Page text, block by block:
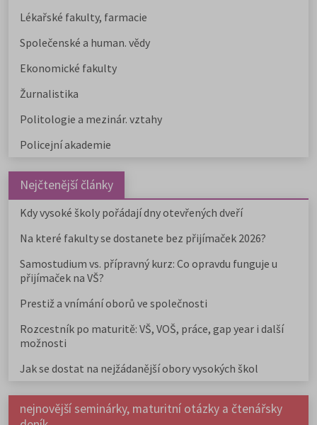
Lékařské fakulty, farmacie
Společenské a human. vědy
Ekonomické fakulty
Žurnalistika
Politologie a mezinár. vztahy
Policejní akademie
Nejčtenější články
Kdy vysoké školy pořádají dny otevřených dveří
Na které fakulty se dostanete bez přijímaček 2026?
Samostudium vs. přípravný kurz: Co opravdu funguje u
přijímaček na VŠ?
Prestiž a vnímání oborů ve společnosti
Rozcestník po maturitě: VŠ, VOŠ, práce, gap year i další
možnosti
Jak se dostat na nejžádanější obory vysokých škol
nejnovější seminárky, maturitní otázky a čtenářsky